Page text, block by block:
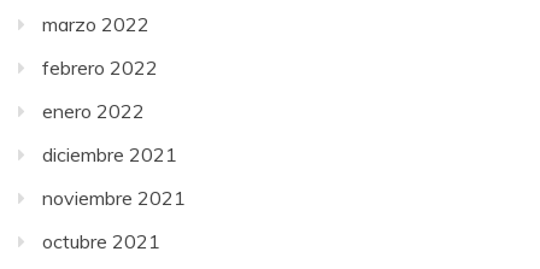
marzo 2022
febrero 2022
enero 2022
diciembre 2021
noviembre 2021
octubre 2021